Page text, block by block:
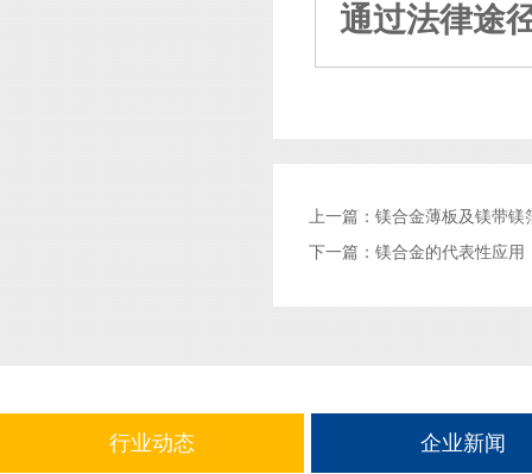
通过法律途
上一篇： 镁合金薄板及镁带镁
下一篇： 镁合金的代表性应用
行业动态 企业新闻